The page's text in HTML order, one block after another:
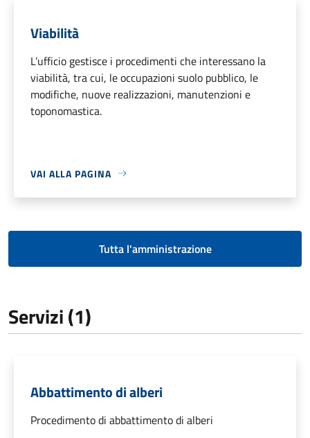
Viabilità
L’ufficio gestisce i procedimenti che interessano la
viabilità, tra cui, le occupazioni suolo pubblico, le
modifiche, nuove realizzazioni, manutenzioni e
toponomastica.
VAI ALLA PAGINA
Tutta l'amministrazione
Servizi (1)
Abbattimento di alberi
Procedimento di abbattimento di alberi